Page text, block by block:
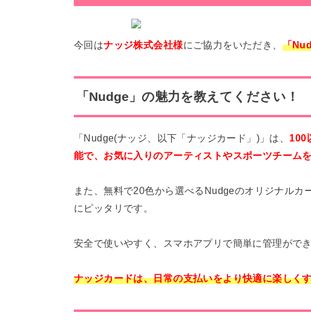
今回はナッジ株式会社様にご協力をいただき、 「
「Nudge」の魅力を教えてください！
「Nudge(ナッジ、以下「ナッジカード」)」は、 100
能で、お気に入りのアーティストやスポーツチーム
また、無料で20色から選べるNudgeのオリジナル
にピッタリです。
安全で使いやすく、スマホアプリで簡単に管理ができ
ナッジカードは、日常の支払いをより快適に楽しく